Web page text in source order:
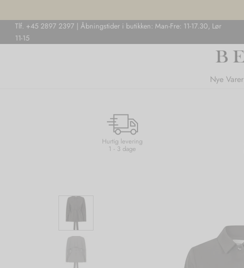
Tlf. +45 2897 2397 | Åbningstider i butikken: Man-Fre: 11-17.30, Lør
11-15
Nye Varer
Hurtig levering
1 - 3 dage